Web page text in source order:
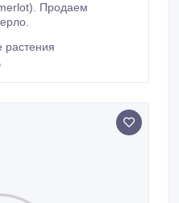
Продаем